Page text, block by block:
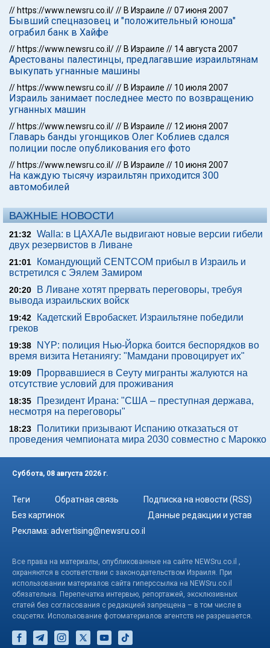
// https://www.newsru.co.il/// В Израиле //07 июня 2007
Бывший спецназовец и "положительный юноша"
ограбил банк в Хайфе
// https://www.newsru.co.il/// В Израиле // 14 августа 2007
Арестованы палестинцы, предлагавшие израильтянам
выкупать угнанные машины
// https://www.newsru.co.il/// В Израиле // 10 июля 2007
Израиль занимает последнее место по возвращению
угнанных машин
// https://www.newsru.co.il/// В Израиле // 12 июня 2007
Главарь банды угонщиков Олег Коблиев сдался
полиции после опубликования его фото
// https://www.newsru.co.il/// В Израиле // 10 июня 2007
На каждую тысячу израильтян приходится 300
автомобилей
ВАЖНЫЕ НОВОСТИ
21:32 Walla: в ЦАХАЛе выдвигают новые версии гибели
двух резервистов в Ливане
21:01
Командующий CENTCOM прибыл в Израиль и
встретился с Эялем Замиром
20:20
В Ливане хотят прервать переговоры, требуя
вывода израильских войск
19:42
Кадетский Евробаскет. Израильтяне победили
греков
19:38
NYP: полиция Нью-Йорка боится беспорядков во
время визита Нетаниягу: "Мамдани провоцирует их"
19:09
Прорвавшиеся в Сеуту мигранты жалуются на
отсутствие условий для проживания
18:35
Президент Ирана: "США – преступная держава,
несмотря на переговоры"
18:23
Политики призывают Испанию отказаться от
проведения чемпионата мира 2030 совместно с Марокко
Суббота, 08 августа 2026 г.
Теги Обратная связь
Подписка на новости (RSS)
Без картинок
Данные редакции и устав
Реклама: advertising@newsru.co.il
Все права на материалы, опубликованные на сайте NEWSru.co.il ,
охраняются в соответствии с законодательством Израиля. При
использовании материалов сайта гиперссылка на NEWSru.co.il
обязательна. Перепечатка интервью, репортажей, эксклюзивных
статей без согласования с редакцией запрещена – в том числе в
соцсетях. Использование фотоматериалов агентств не разрешается.